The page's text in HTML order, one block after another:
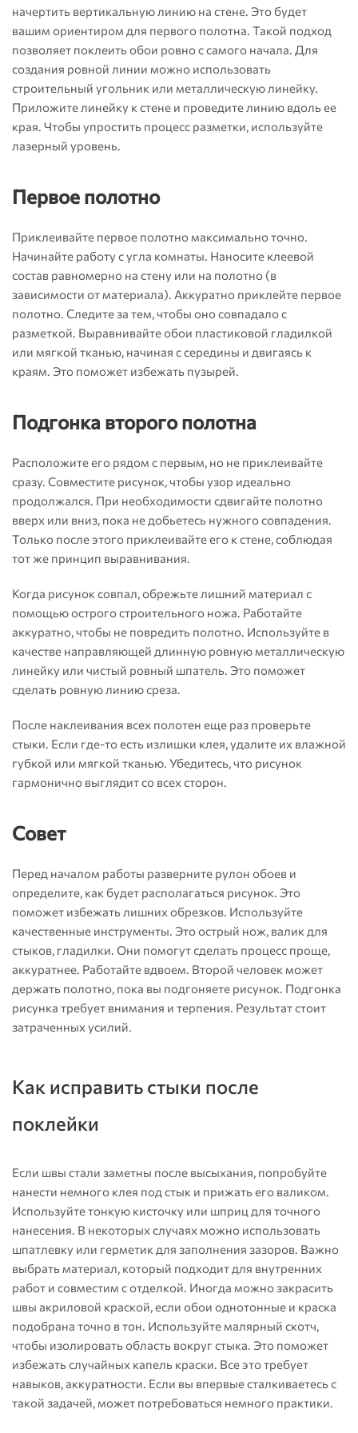
начертить вертикальную линию на стене. Это будет
вашим ориентиром для первого полотна. Такой подход
позволяет поклеить обои ровно с самого начала. Для
создания ровной линии можно использовать
строительный угольник или металлическую линейку.
Приложите линейку к стене и проведите линию вдоль ее
края. Чтобы упростить процесс разметки, используйте
лазерный уровень.
Первое полотно
Приклеивайте первое полотно максимально точно.
Начинайте работу с угла комнаты. Наносите клеевой
состав равномерно на стену или на полотно (в
зависимости от материала). Аккуратно приклейте первое
полотно. Следите за тем, чтобы оно совпадало с
разметкой. Выравнивайте обои пластиковой гладилкой
или мягкой тканью, начиная с середины и двигаясь к
краям. Это поможет избежать пузырей.
Подгонка второго полотна
Расположите его рядом с первым, но не приклеивайте
сразу. Совместите рисунок, чтобы узор идеально
продолжался. При необходимости сдвигайте полотно
вверх или вниз, пока не добьетесь нужного совпадения.
Только после этого приклеивайте его к стене, соблюдая
тот же принцип выравнивания.
Когда рисунок совпал, обрежьте лишний материал с
помощью острого строительного ножа. Работайте
аккуратно, чтобы не повредить полотно. Используйте в
качестве направляющей длинную ровную металлическую
линейку или чистый ровный шпатель. Это поможет
сделать ровную линию среза.
После наклеивания всех полотен еще раз проверьте
стыки. Если где-то есть излишки клея, удалите их влажной
губкой или мягкой тканью. Убедитесь, что рисунок
гармонично выглядит со всех сторон.
Совет
Перед началом работы разверните рулон обоев и
определите, как будет располагаться рисунок. Это
поможет избежать лишних обрезков. Используйте
качественные инструменты. Это острый нож, валик для
стыков, гладилки. Они помогут сделать процесс проще,
аккуратнее. Работайте вдвоем. Второй человек может
держать полотно, пока вы подгоняете рисунок. Подгонка
рисунка требует внимания и терпения. Результат стоит
затраченных усилий.
Как исправить стыки после
поклейки
Если швы стали заметны после высыхания, попробуйте
нанести немного клея под стык и прижать его валиком.
Используйте тонкую кисточку или шприц для точного
нанесения. В некоторых случаях можно использовать
шпатлевку или герметик для заполнения зазоров. Важно
выбрать материал, который подходит для внутренних
работ и совместим с отделкой. Иногда можно закрасить
швы акриловой краской, если обои однотонные и краска
подобрана точно в тон. Используйте малярный скотч,
чтобы изолировать область вокруг стыка. Это поможет
избежать случайных капель краски. Все это требует
навыков, аккуратности. Если вы впервые сталкиваетесь с
такой задачей, может потребоваться немного практики.